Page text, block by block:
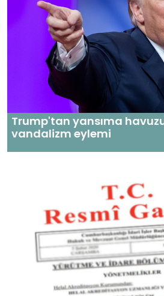
Trump'tan yansıma
vandalizm eylemi